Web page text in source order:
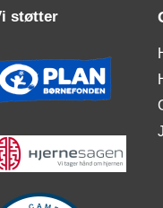
støtter